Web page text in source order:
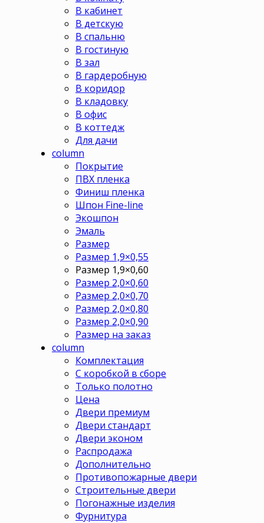
В кабинет
В детскую
В спальню
В гостиную
В зал
В гардеробную
В коридор
В кладовку
В офис
В коттедж
Для дачи
column
Покрытие
ПВХ пленка
Финиш пленка
Шпон Fine-line
Экошпон
Эмаль
Размер
Размер 1,9×0,55
Размер 1,9×0,60
Размер 2,0×0,60
Размер 2,0×0,70
Размер 2,0×0,80
Размер 2,0×0,90
Размер на заказ
column
Комплектация
С коробкой в сборе
Только полотно
Цена
Двери премиум
Двери стандарт
Двери эконом
Распродажа
Дополнительно
Противопожарные двери
Строительные двери
Погонажные изделия
Фурнитура